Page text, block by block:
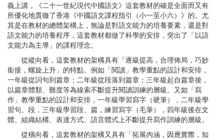
義上講，《二十一世紀現代中國語文》這套教材的確是全面而又有
所優化地貫徹了香港《中國語文課程指引（小一至小六）》的。尤
其是在教材的總體架構上，無論是對語文能力的培養要素，還是對
語文能力的培養程序，這套教材都做了科學的安排，突出了「以語
文能力為主導」的課程理念。
從縱向看，這套教材的架構具有「逐級提高，合理佈局，巧妙
銜接，螺旋上升」的特點。例如「閱讀」教學重點的設計和安排，
一年級從詞句到篇章；二年級從段落到篇章；三年級起自篇章後，
以篇章體類、難度等為線索不斷提升閱讀訓練的層級。又如「寫
作」教學重點的設計和安排，一年級學習寫字（硬筆），二年級學
習句、段，三年級學習段、篇，練習寫字（毛筆），四年級後在文
體、組織結構、表達方式、語言體式上不斷提升寫作訓練的層級。
從橫向看，這套教材的架構又具有「拓展內涵，因應實際，知